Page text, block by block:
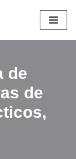
de
de